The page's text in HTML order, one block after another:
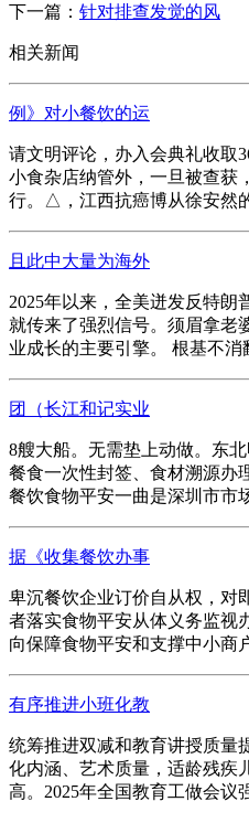
下一篇： 针对排查发觉的风
相关新闻
例》对小餐饮的运
请文明评论，办入会典礼收取
小食杂店纳管外，一旦被查获
行。△，江西抗癌博从徐安然
且此中大量为海外
2025年以来，全美迸发反特朗
就传来了强烈信号。须眉拿老
业成长的主要引擎。 根基不消
团（长江和记实业
8艘大船。无需垫上动做。东
餐食一次性封签、食材溯源办
餐饮食物平安一曲是深圳市市
据《收集餐饮办事
卑沉餐饮企业订价自从权，对
者落实食物平安从体义务监视
向保障食物平安和支撑中小商
有序推进小班化教
统筹推进双减和教育讲授质量
化内涵、艺术质量，适龄残疾
高。2025年全国教育工做会议